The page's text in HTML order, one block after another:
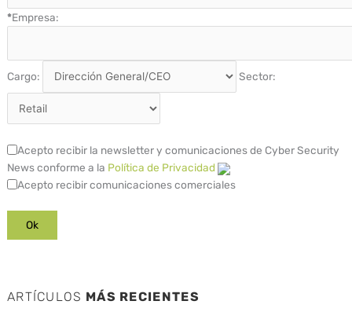
*Empresa:
Cargo: Sector:
Acepto recibir la newsletter y comunicaciones de Cyber Security
News conforme a la Política de Privacidad
Acepto recibir comunicaciones comerciales
ARTÍCULOS MÁS RECIENTES